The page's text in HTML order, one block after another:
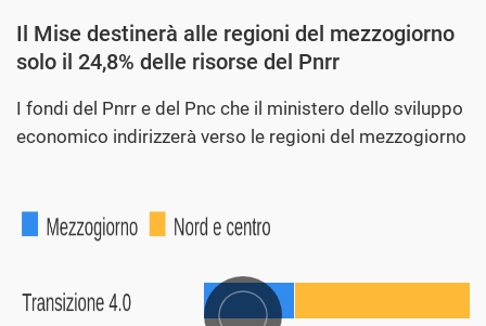
Il Mise destinerà alle regioni del mezzogiorno
solo il 24,8% delle risorse del Pnrr
I fondi del Pnrr e del Pnc che il ministero dello sviluppo
economico indirizzerà verso le regioni del mezzogiorno